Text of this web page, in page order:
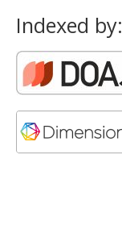
Indexed by: